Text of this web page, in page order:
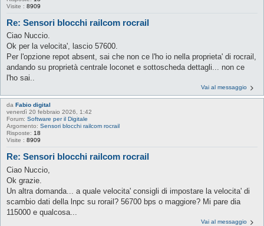
Visite : 8909
Re: Sensori blocchi railcom rocrail
Ciao Nuccio.
Ok per la velocita', lascio 57600.
Per l'opzione repot absent, sai che non ce l'ho io nella proprieta' di rocrail,
andando su proprietà centrale loconet e sottoscheda dettagli... non ce
l'ho sai..
Vai al messaggio
da Fabio digital
venerdì 20 febbraio 2026, 1:42
Forum: Software per il Digitale
Argomento: Sensori blocchi railcom rocrail
Risposte: 18
Visite : 8909
Re: Sensori blocchi railcom rocrail
Ciao Nuccio,
Ok grazie.
Un altra domanda... a quale velocita' consigli di impostare la velocita' di
scambio dati della lnpc su rorail? 56700 bps o maggiore? Mi pare dia
115000 e qualcosa...
Vai al messaggio